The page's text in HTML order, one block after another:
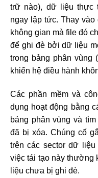
trữ nào), dữ liệu thực
ngay lập tức. Thay
không gian mà file đó
để ghi đè bởi dữ liệu
trong bảng phân vùng
khiến hệ điều hành
Các phần mềm và
dụng hoạt động bằng
bảng phân vùng và
đã bị xóa. Chúng cố
trên các sector dữ
việc tái tạo này thường
liệu chưa bị ghi đè.